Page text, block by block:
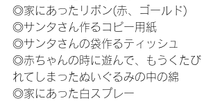
◎家にあったリボン(赤、ゴールド)
◎サンタさん作るコピー用紙
◎サンタさんの袋作るティッシュ
◎赤ちゃんの時に遊んで、もうくたび
れてしまったぬいぐるみの中の綿
◎家にあった白スプレー